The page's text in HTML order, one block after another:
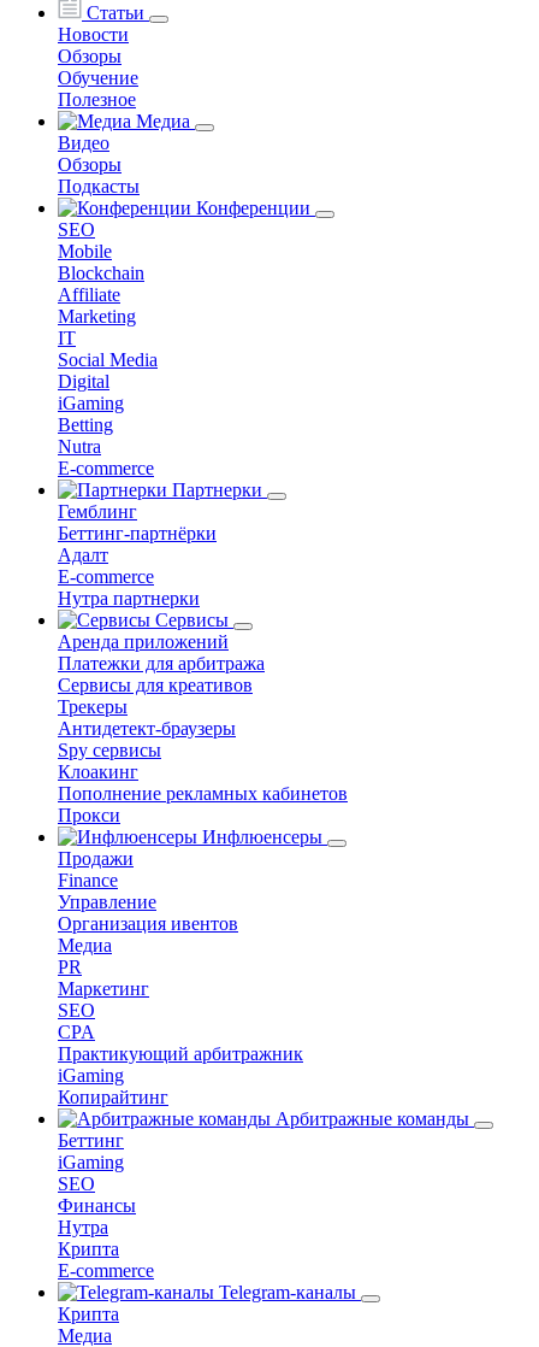
Статьи
Новости
Обзоры
Обучение
Полезное
Медиа
Видео
Обзоры
Подкасты
Конференции
SEO
Mobile
Blockchain
Affiliate
Marketing
IT
Social Media
Digital
iGaming
Betting
Nutra
E-commerce
Партнерки
Гемблинг
Беттинг-партнёрки
Адалт
E-commerce
Нутра партнерки
Сервисы
Аренда приложений
Платежки для арбитража
Сервисы для креативов
Трекеры
Антидетект-браузеры
Spy сервисы
Клоакинг
Пополнение рекламных кабинетов
Прокси
Инфлюенсеры
Продажи
Finance
Управление
Организация ивентов
Медиа
PR
Маркетинг
SEO
CPA
Практикующий арбитражник
iGaming
Копирайтинг
Арбитражные команды
Беттинг
iGaming
SEO
Финансы
Нутра
Крипта
E-commerce
Telegram-каналы
Крипта
Медиа